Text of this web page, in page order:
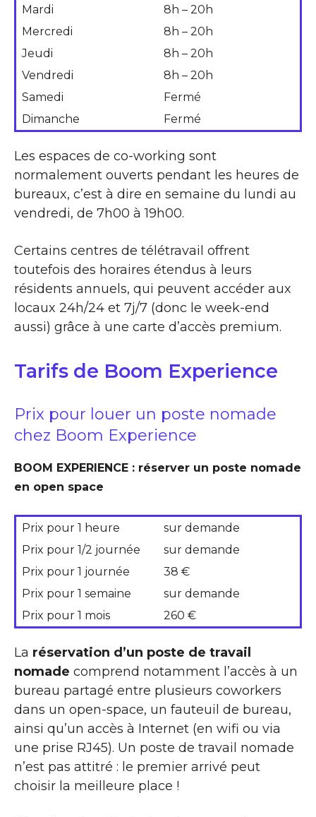
Mardi
8h – 20h
Mercredi
8h – 20h
Jeudi
8h – 20h
Vendredi
8h – 20h
Samedi
Fermé
Dimanche
Fermé
Les espaces de co-working sont
normalement ouverts pendant les heures de
bureaux, c’est à dire en semaine du lundi au
vendredi, de 7h00 à 19h00.
Certains centres de télétravail offrent
toutefois des horaires étendus à leurs
résidents annuels, qui peuvent accéder aux
locaux 24h/24 et 7j/7 (donc le week-end
aussi) grâce à une carte d’accès premium.
Tarifs de Boom Experience
Prix pour louer un poste nomade
chez Boom Experience
BOOM EXPERIENCE : réserver un poste nomade
en open space
Prix pour 1 heure
sur demande
Prix pour 1/2 journée
sur demande
Prix pour 1 journée
38 €
Prix pour 1 semaine
sur demande
Prix pour 1 mois
260 €
La réservation d’un poste de travail
nomade comprend notamment l’accès à un
bureau partagé entre plusieurs coworkers
dans un open-space, un fauteuil de bureau,
ainsi qu’un accès à Internet (en wifi ou via
une prise RJ45). Un poste de travail nomade
n’est pas attitré : le premier arrivé peut
choisir la meilleure place !